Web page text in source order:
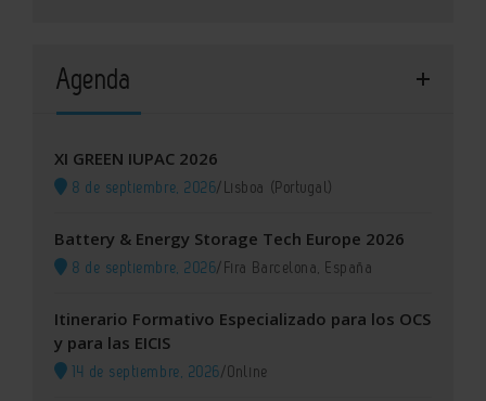
Agenda
XI GREEN IUPAC 2026
8 de septiembre, 2026/Lisboa (Portugal)
Battery & Energy Storage Tech Europe 2026
8 de septiembre, 2026/Fira Barcelona, España
Itinerario Formativo Especializado para los OCS
y para las EICIS
14 de septiembre, 2026/Online